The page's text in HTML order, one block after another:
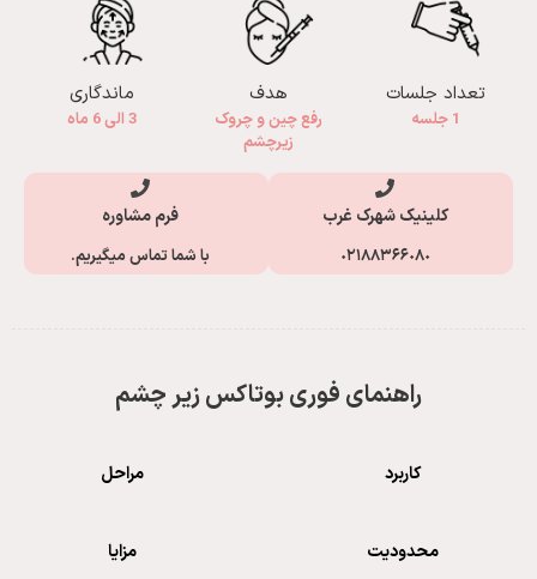
تعداد جلسات
1 جلسه
هدف
رفع چین و چروک
زیرچشم
ماندگاری
3 الی 6 ماه
کلینیک شهرک غرب
٠٢١٨٨٣۶۶٠٨٠
فرم مشاوره
با شما تماس میگیریم.
راهنمای فوری بوتاکس زیر چشم
کاربرد مراحل
محدودیت مزایا